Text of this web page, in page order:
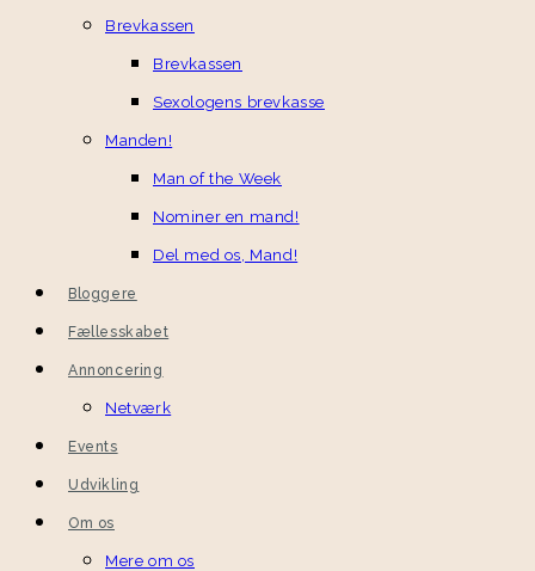
Brevkassen
Brevkassen
Sexologens brevkasse
Manden!
Man of the Week
Nominer en mand!
Del med os, Mand!
Bloggere
Fællesskabet
Annoncering
Netværk
Events
Udvikling
Om os
Mere om os